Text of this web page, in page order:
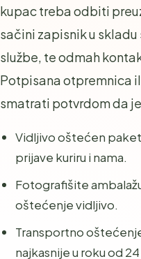
kupac treba odbiti
sačini zapisnik u
službe, te odmah
Potpisana otpremnica
smatrati potvrdom da
Vidljivo oštećen
prijave kuriru i nama.
Fotografišite
oštećenje vidljivo.
Transportno
najkasnije u roku od